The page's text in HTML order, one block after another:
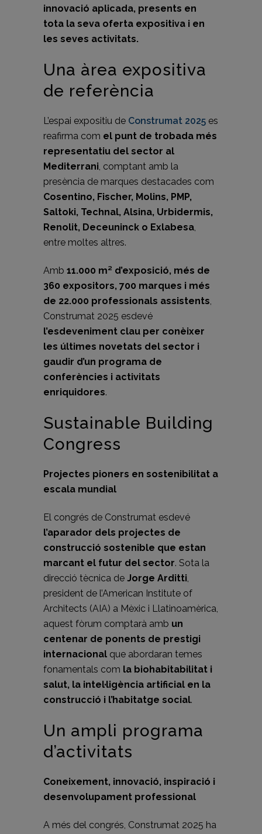
innovació aplicada, presents en
tota la seva oferta expositiva i en
les seves activitats.
Una àrea expositiva
de referència
L’espai expositiu de Construmat 2025 es
reafirma com el punt de trobada més
representatiu del sector al
Mediterrani, comptant amb la
presència de marques destacades com
Cosentino, Fischer, Molins, PMP,
Saltoki, Technal, Alsina, Urbidermis,
Renolit, Deceuninck o Exlabesa,
entre moltes altres.
Amb 11.000 m² d’exposició, més de
360 expositors, 700 marques i més
de 22.000 professionals assistents,
Construmat 2025 esdevé
l’esdeveniment clau per conèixer
les últimes novetats del sector i
gaudir d’un programa de
conferències i activitats
enriquidores.
Sustainable Building
Congress
Projectes pioners en sostenibilitat a
escala mundial
El congrés de Construmat esdevé
l’aparador dels projectes de
construcció sostenible que estan
marcant el futur del sector. Sota la
direcció tècnica de Jorge Arditti,
president de l’American Institute of
Architects (AIA) a Mèxic i Llatinoamèrica,
aquest fòrum comptarà amb un
centenar de ponents de prestigi
internacional que abordaran temes
fonamentals com la biohabitabilitat i
salut, la intel·ligència artificial en la
construcció i l’habitatge social.
Un ampli programa
d’activitats
Coneixement, innovació, inspiració i
desenvolupament professional
A més del congrés, Construmat 2025 ha